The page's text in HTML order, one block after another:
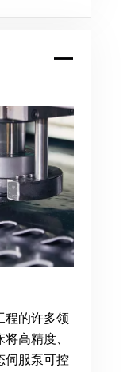
程的许多领
高精度、
伺服泵可控